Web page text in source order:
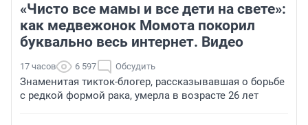
«Чисто все мамы и все дети на свете»:
как медвежонок Момота покорил
буквально весь интернет. Видео
17 часов 6 597 Обсудить
Знаменитая тикток-блогер, рассказывавшая о борьбе
с редкой формой рака, умерла в возрасте 26 лет